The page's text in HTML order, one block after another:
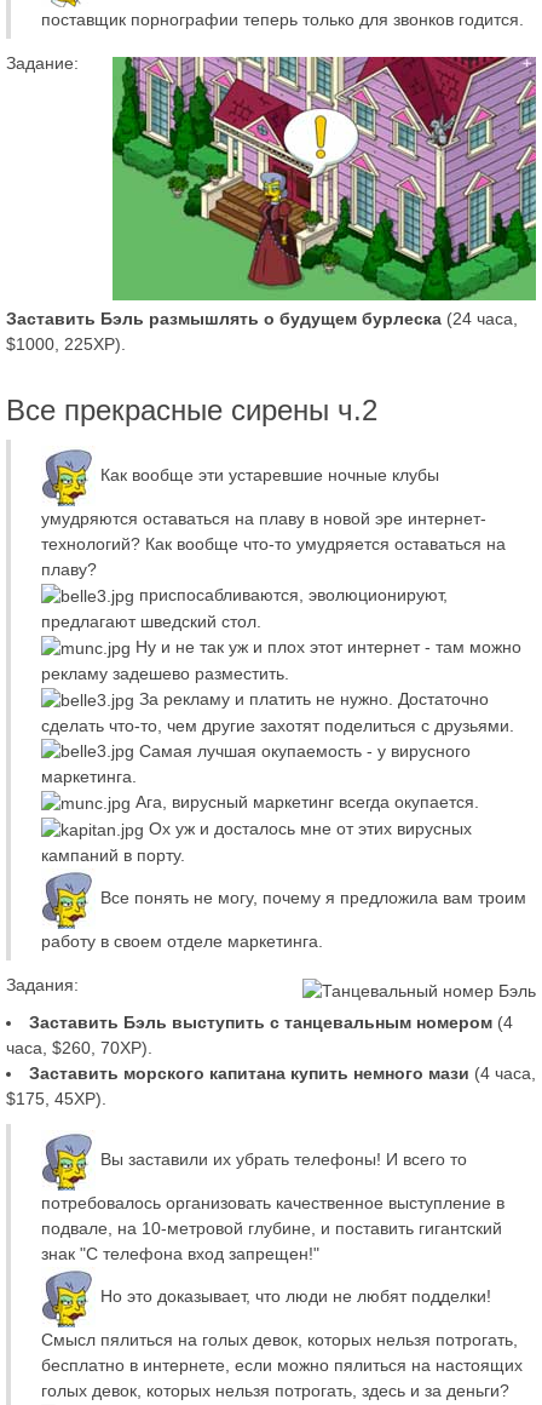
поставщик порнографии теперь только для звонков годится.
Задание:
Заставить Бэль размышлять о будущем бурлеска (24 часа,
$1000, 225XP).
Все прекрасные сирены ч.2
Как вообще эти устаревшие ночные клубы
умудряются оставаться на плаву в новой эре интернет-
технологий? Как вообще что-то умудряется оставаться на
плаву?
приспосабливаются, эволюционируют,
предлагают шведский стол.
Ну и не так уж и плох этот интернет - там можно
рекламу задешево разместить.
За рекламу и платить не нужно. Достаточно
сделать что-то, чем другие захотят поделиться с друзьями.
Самая лучшая окупаемость - у вирусного
маркетинга.
Ага, вирусный маркетинг всегда окупается.
Ох уж и досталось мне от этих вирусных
кампаний в порту.
Все понять не могу, почему я предложила вам троим
работу в своем отделе маркетинга.
Задания:
Заставить Бэль выступить с танцевальным номером (4
часа, $260, 70XP).
Заставить морского капитана купить немного мази (4 часа,
$175, 45XP).
Вы заставили их убрать телефоны! И всего то
потребовалось организовать качественное выступление в
подвале, на 10-метровой глубине, и поставить гигантский
знак "С телефона вход запрещен!"
Но это доказывает, что люди не любят подделки!
Смысл пялиться на голых девок, которых нельзя потрогать,
бесплатно в интернете, если можно пялиться на настоящих
голых девок, которых нельзя потрогать, здесь и за деньги?